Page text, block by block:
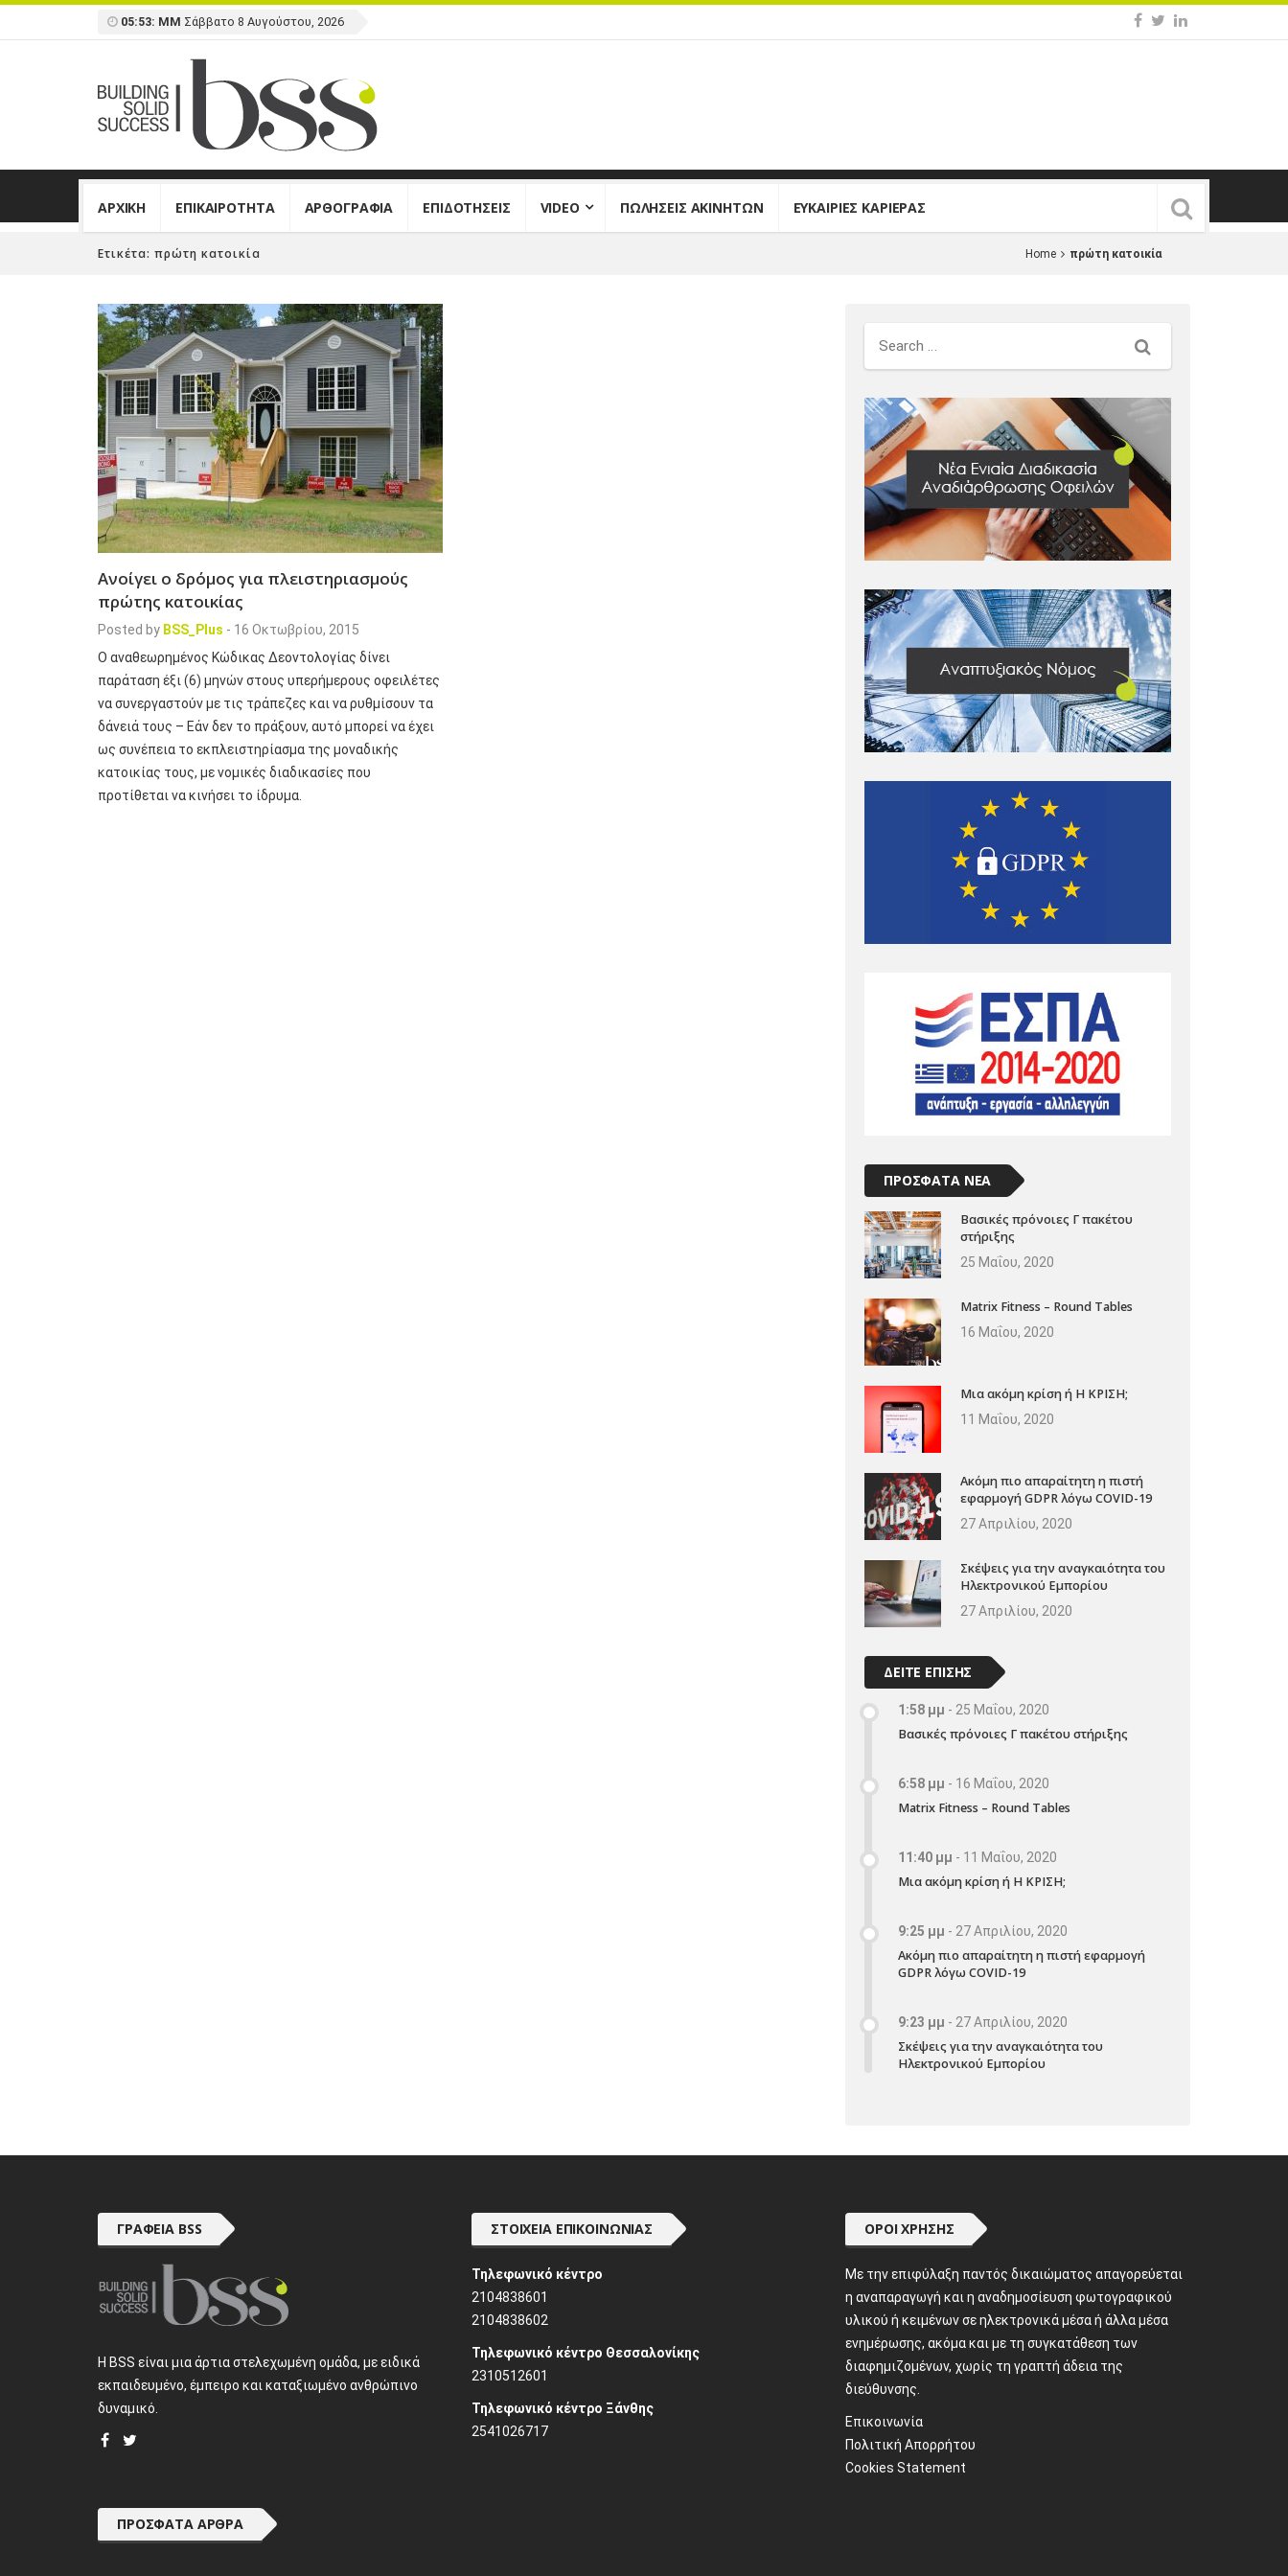
05:53: ΜΜ Σάββατο 8 Αυγούστου, 2026
ΑΡΧΙΚΗ ΕΠΙΚΑΙΡΟΤΗΤΑ ΑΡΘΟΓΡΑΦΙΑ ΕΠΙΔΟΤΗΣΕΙΣ VIDEO ΠΩΛΗΣΕΙΣ ΑΚΙΝΗΤΩΝ ΕΥΚΑΙΡΙΕΣ ΚΑΡΙΕΡΑΣ
Ετικέτα: πρώτη κατοικία Home πρώτη κατοικία
Ανοίγει ο δρόμος για πλειστηριασμούς
πρώτης κατοικίας
Posted by BSS_Plus - 16 Οκτωβρίου, 2015
Ο αναθεωρημένος Κώδικας Δεοντολογίας δίνει
παράταση έξι (6) μηνών στους υπερήμερους οφειλέτες
να συνεργαστούν με τις τράπεζες και να ρυθμίσουν τα
δάνειά τους – Εάν δεν το πράξουν, αυτό μπορεί να έχει
ως συνέπεια το εκπλειστηρίασμα της μοναδικής
κατοικίας τους, με νομικές διαδικασίες που
προτίθεται να κινήσει το ίδρυμα.
Search
ΠΡΟΣΦΑΤΑ ΝΕΑ
Βασικές πρόνοιες Γ πακέτου
στήριξης
25 Μαΐου, 2020
Matrix Fitness – Round Tables
16 Μαΐου, 2020
Μια ακόμη κρίση ή Η ΚΡΙΣΗ;
11 Μαΐου, 2020
Ακόμη πιο απαραίτητη η πιστή
εφαρμογή GDPR λόγω COVID-19
27 Απριλίου, 2020
Σκέψεις για την αναγκαιότητα του
Ηλεκτρονικού Εμπορίου
27 Απριλίου, 2020
ΔΕΙΤΕ ΕΠΙΣΗΣ
1:58 μμ - 25 Μαΐου, 2020
Βασικές πρόνοιες Γ πακέτου στήριξης
6:58 μμ - 16 Μαΐου, 2020
Matrix Fitness – Round Tables
11:40 μμ - 11 Μαΐου, 2020
Μια ακόμη κρίση ή Η ΚΡΙΣΗ;
9:25 μμ - 27 Απριλίου, 2020
Ακόμη πιο απαραίτητη η πιστή εφαρμογή
GDPR λόγω COVID-19
9:23 μμ - 27 Απριλίου, 2020
Σκέψεις για την αναγκαιότητα του
Ηλεκτρονικού Εμπορίου
ΓΡΑΦΕΊΑ BSS
H BSS είναι μια άρτια στελεχωμένη ομάδα, με ειδικά
εκπαιδευμένο, έμπειρο και καταξιωμένο ανθρώπινο
δυναμικό.
ΣΤΟΙΧΕΊΑ ΕΠΙΚΟΙΝΩΝΊΑΣ
Τηλεφωνικό κέντρο
2104838601
2104838602
Τηλεφωνικό κέντρο Θεσσαλονίκης
2310512601
Τηλεφωνικό κέντρο Ξάνθης
2541026717
ΌΡΟΙ ΧΡΉΣΗΣ
Mε την επιφύλαξη παντός δικαιώματος απαγορεύεται
η αναπαραγωγή και η αναδημοσίευση φωτογραφικού
υλικού ή κειμένων σε ηλεκτρονικά μέσα ή άλλα μέσα
ενημέρωσης, ακόμα και με τη συγκατάθεση των
διαφημιζομένων, χωρίς τη γραπτή άδεια της
διεύθυνσης.
Επικοινωνία
Πολιτική Απορρήτου
Cookies Statement
ΠΡΌΣΦΑΤΑ ΆΡΘΡΑ